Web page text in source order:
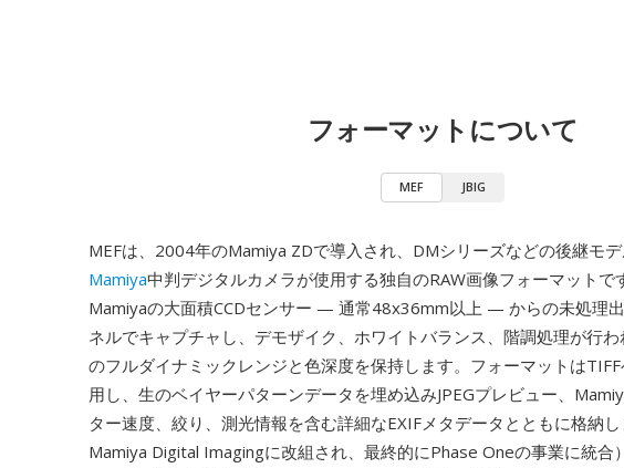
フォーマットについて
MEF JBIG
MEFは、2004年のMamiya ZDで導入され、DMシリーズなどの後継モデ
Mamiya中判デジタルカメラが使用する独自のRAW画像フォーマットで
Mamiyaの大面積CCDセンサー — 通常48x36mm以上 — からの未処理
ネルでキャプチャし、デモザイク、ホワイトバランス、階調処理が行
のフルダイナミックレンジと色深度を保持します。フォーマットは
用し、生のベイヤーパターンデータを埋め込みJPEGプレビュー、
ター速度、絞り、測光情報を含む詳細なEXIFメタデータとともに格納
Mamiya Digital Imagingに改組され、最終的にPhase Oneの事業に統合